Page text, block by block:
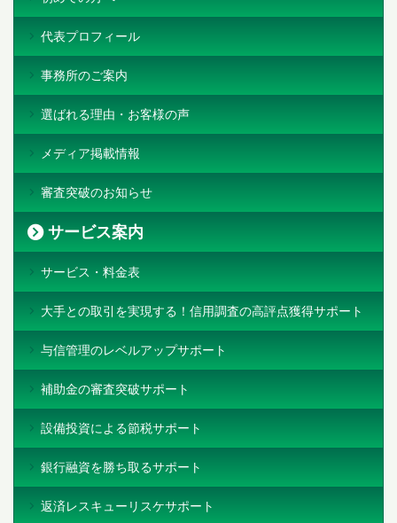
代表プロフィール
事務所のご案内
選ばれる理由・お客様の声
メディア掲載情報
審査突破のお知らせ
サービス案内
サービス・料金表
大手との取引を実現する！信用調査の高評点獲得サポート
与信管理のレベルアップサポート
補助金の審査突破サポート
設備投資による節税サポート
銀行融資を勝ち取るサポート
返済レスキューリスケサポート